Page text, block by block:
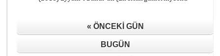
« ÖNCEKI GÜN
BUGÜN